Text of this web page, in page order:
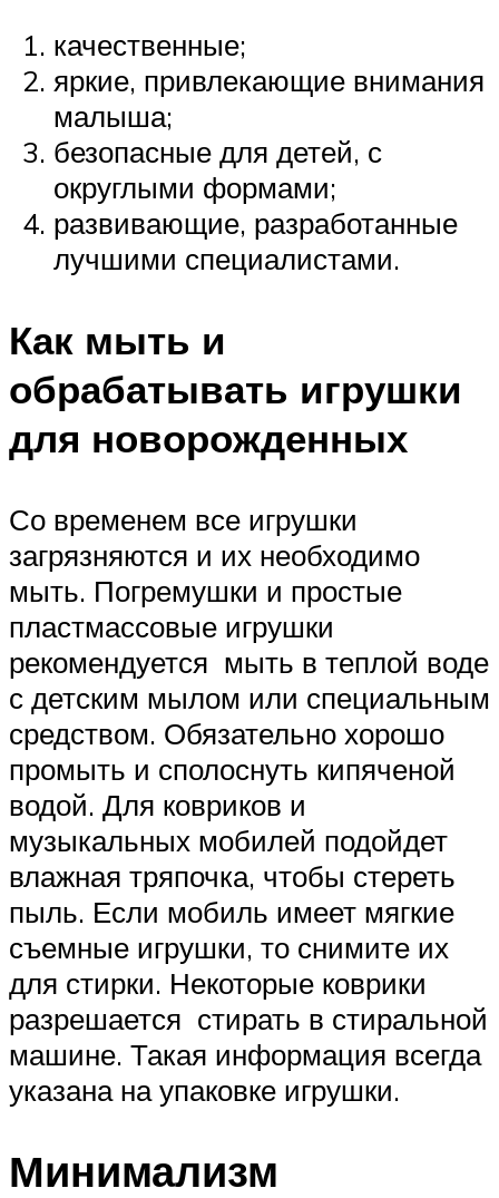
качественные;
яркие, привлекающие внимания
малыша;
безопасные для детей, с
округлыми формами;
развивающие, разработанные
лучшими специалистами.
Как мыть и
обрабатывать игрушки
для новорожденных
Со временем все игрушки
загрязняются и их необходимо
мыть. Погремушки и простые
пластмассовые игрушки
рекомендуется мыть в теплой воде
с детским мылом или специальным
средством. Обязательно хорошо
промыть и сполоснуть кипяченой
водой. Для ковриков и
музыкальных мобилей подойдет
влажная тряпочка, чтобы стереть
пыль. Если мобиль имеет мягкие
съемные игрушки, то снимите их
для стирки. Некоторые коврики
разрешается стирать в стиральной
машине. Такая информация всегда
указана на упаковке игрушки.
Минимализм